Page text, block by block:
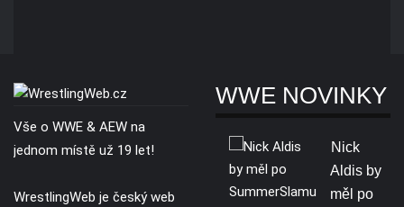
Vše o WWE & AEW na
jednom místě už 19 let!
WrestlingWeb je český web
WWE NOVINKY
Nick
Aldis by
měl po